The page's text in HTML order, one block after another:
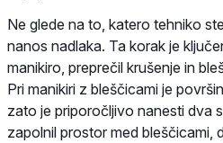
Ne glede na to, katero tehniko
nanos nadlaka. Ta korak je
manikiro, preprečil krušenje in
Pri manikiri z bleščicami je
zato je priporočljivo nanesti dva
zapolnil prostor med bleščicami,